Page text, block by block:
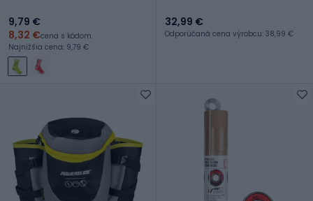
9,79 €
8,32 €cena s kódom
Najnižšia cena: 9,79 €
32,99 €
Odporúčaná cena výrobcu: 38,99 €